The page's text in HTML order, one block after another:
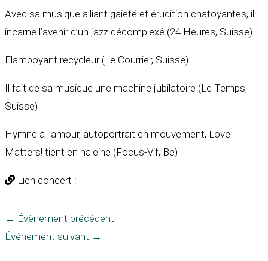
Avec sa musique alliant gaieté et érudition chatoyantes, il
incarne l’avenir d’un jazz décomplexé (24 Heures, Suisse)
Flamboyant recycleur (Le Courrier, Suisse)
Il fait de sa musique une machine jubilatoire (Le Temps,
Suisse)
Hymne à l’amour, autoportrait en mouvement, Love
Matters! tient en haleine (Focus-Vif, Be)
Lien concert :
← Évènement précédent
Évènement suivant →